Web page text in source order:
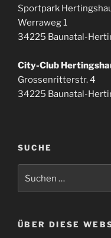
Sportpark
Werraweg 1
34225 Baunatal-
City-Club
Grossenritterstr. 4
34225 Baunatal-
SUCHE
nach:
ÜBER DIESE